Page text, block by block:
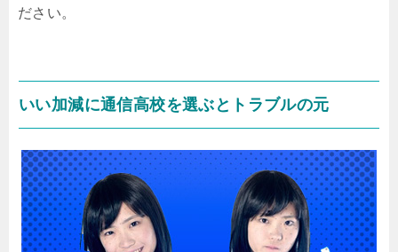
ださい。
いい加減に通信高校を選ぶとトラブルの元